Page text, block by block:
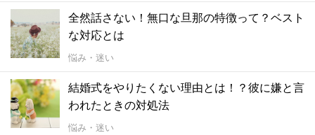
全然話さない！無口な旦那の特徴って？ベスト
な対応とは
悩み・迷い
結婚式をやりたくない理由とは！？彼に嫌と言
われたときの対処法
悩み・迷い